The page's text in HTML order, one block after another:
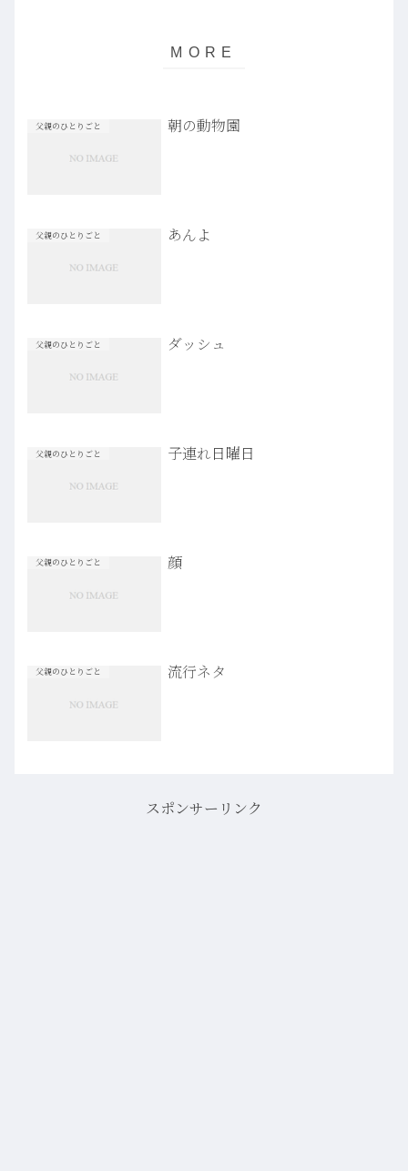
父親のひとりごと 朝の動物園
父親のひとりごと あんよ
父親のひとりごと ダッシュ
父親のひとりごと 子連れ日曜日
父親のひとりごと 顔
父親のひとりごと 流行ネタ
スポンサーリンク